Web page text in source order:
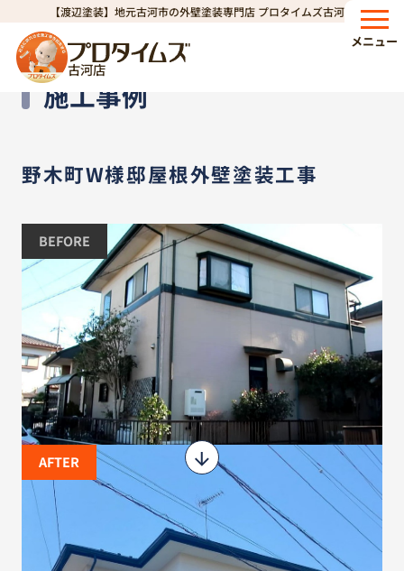
【渡辺塗装】地元古河市の外壁塗装専門店 プロタイムズ古河店
古河店
メニュー
HOME>施工事例> 野木町W様邸屋根外壁塗装工事
施工事例
Works
野木町W様邸屋根外壁塗装工事
BEFORE
AFTER